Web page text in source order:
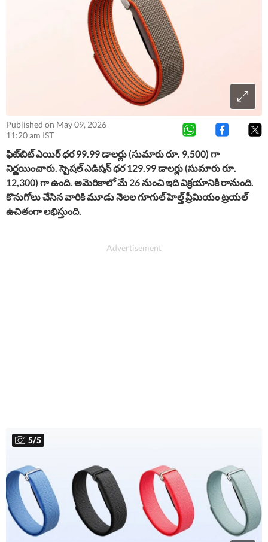
Published on May 09, 2026
11:20 am IST
ఫిట్‌బిట్ ఎయిర్ ధర 99.99 డాలర్లు (సుమారు రూ. 9,500) గా
నిర్ణయించారు. స్పెషల్ ఎడిషన్ ధర 129.99 డాలర్లు (సుమారు రూ.
12,300) గా ఉంది. అమెరికాలో మే 26 నుంచి ఇది విక్రయానికి రానుంది.
కొనుగోలు చేసిన వారికి మూడు నెలల గూగుల్ హెల్త్ ప్రీమియం ట్రయల్
ఉచితంగా లభిస్తుంది.
5/5